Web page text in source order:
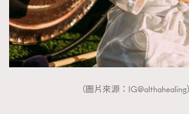
（圖片來源：IG@althahealing）